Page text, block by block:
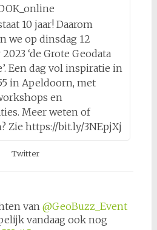
10 jaar! Daarom
we op dinsdag 12
‘de Grote Geodata
Een dag vol inspiratie in
in Apeldoorn, met
en
Meer weten of
Zie https://bit.ly/3NEpjXj
Twitter
van @GeoBuzz_Event
vandaag ook nog